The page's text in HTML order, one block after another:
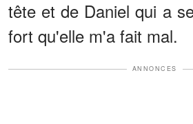
tête et de Daniel qui a
fort qu'elle m'a fait mal.
ANNONCES